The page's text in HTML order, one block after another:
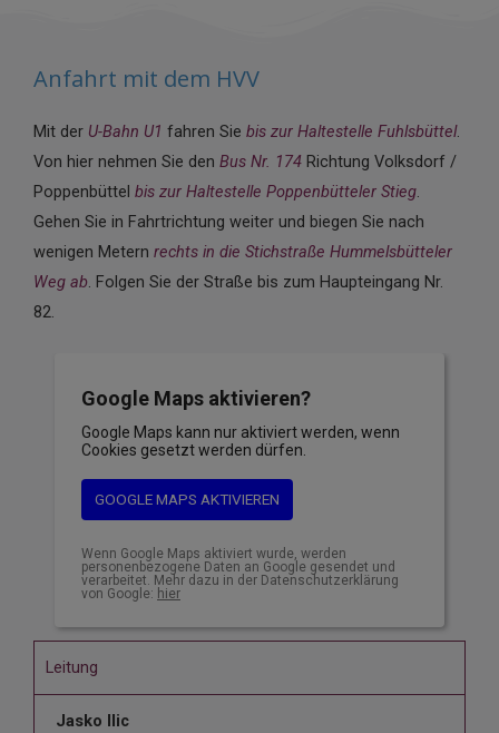
Leitung
Jasko Ilic
Anfahrt mit dem HVV
Mit der U-Bahn U1 fahren Sie bis zur Haltestelle Fuhlsbüttel.
Von hier nehmen Sie den Bus Nr. 174 Richtung Volksdorf /
Poppenbüttel bis zur Haltestelle Poppenbütteler Stieg.
Gehen Sie in Fahrtrichtung weiter und biegen Sie nach
wenigen Metern rechts in die Stichstraße Hummelsbütteler
Weg ab. Folgen Sie der Straße bis zum Haupteingang Nr.
82.
Google Maps aktivieren?
Google Maps kann nur aktiviert werden, wenn
Cookies gesetzt werden dürfen.
GOOGLE MAPS AKTIVIEREN
Wenn Google Maps aktiviert wurde, werden
personenbezogene Daten an Google gesendet und
verarbeitet. Mehr dazu in der Datenschutzerklärung
von Google: hier